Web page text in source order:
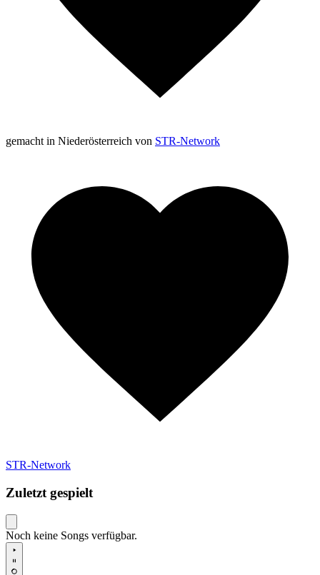
gemacht in Niederösterreich von STR-Network
STR-Network
Zuletzt gespielt
Noch keine Songs verfügbar.